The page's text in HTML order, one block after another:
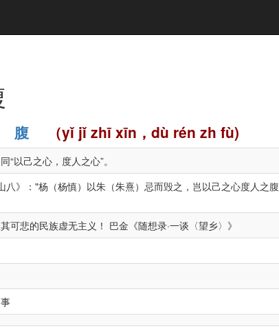
腹 （yǐ jǐ zhī xīn，dù rén zh fù)
“以己之心，度人之心”。
八》："杨（杨慎）以朱（朱熹）忌而毁之，岂以己之心度人之腹
可悲的民族虚无主义！ 巴金《随想录·一谈〈望乡〉》